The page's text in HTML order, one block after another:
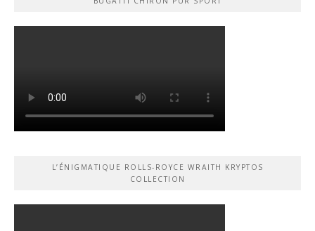
L’ÉNIGMATIQUE ROLLS-ROYCE WRAITH KRYPTOS
COLLECTION